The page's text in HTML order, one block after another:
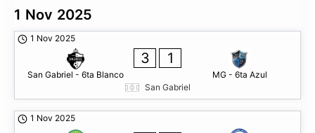
1 Nov 2025
1 Nov 2025
San Gabriel - 6ta Blanco
3 1
MG - 6ta Azul
San Gabriel
1 Nov 2025